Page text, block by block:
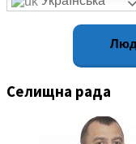
Селищна рада